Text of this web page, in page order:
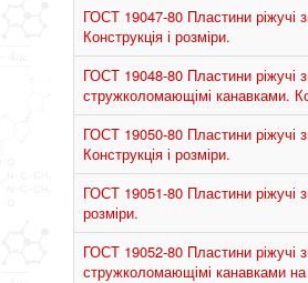
ГОСТ 19047-80 Пластини ріжучі
Конструкція і розміри.
ГОСТ 19048-80 Пластини ріжучі
стружколомающімі канавками.
ГОСТ 19050-80 Пластини ріжучі
Конструкція і розміри.
ГОСТ 19051-80 Пластини ріжучі
розміри.
ГОСТ 19052-80 Пластини ріжучі
стружколомающімі канавками на